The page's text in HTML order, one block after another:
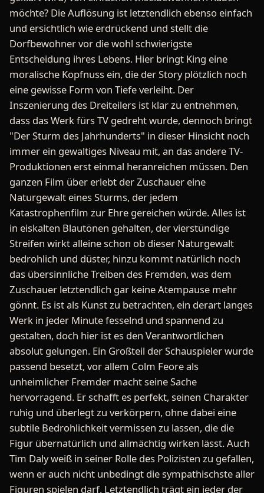
möchte? Die Auflösung ist letztendlich ebenso einfach
und ersichtlich wie erdrückend und stellt die
Dorfbewohner vor die wohl schwierigste
Entscheidung ihres Lebens. Hier bringt King eine
moralische Kopfnuss ein, die der Story plötzlich noch
eine gewisse Form von Tiefe verleiht. Der
Inszenierung des Dreiteilers ist klar zu entnehmen,
dass das Werk fürs TV gedreht wurde, dennoch bringt
"Der Sturm des Jahrhunderts" in dieser Hinsicht noch
immer ein gewaltiges Niveau mit, an das andere TV-
Produktionen erst einmal heranreichen müssen. Den
ganzen Film über erlebt der Zuschauer eine
Naturgewalt eines Sturms, der jedem
Katastrophenfilm zur Ehre gereichen würde. Alles ist
in eiskalten Blautönen gehalten, der vierstündige
Streifen wirkt alleine schon ob dieser Naturgewalt
bedrohlich und düster, hinzu kommt natürlich noch
das übersinnliche Treiben des Fremden, was dem
Zuschauer letztendlich gar keine Atempause mehr
gönnt. Es ist als Kunst zu betrachten, ein derart langes
Werk in jeder Minute fesselnd und spannend zu
gestalten, doch hier ist es den Verantwortlichen
absolut gelungen. Ein Großteil der Schauspieler wurde
passend besetzt, vor allem Colm Feore als
unheimlicher Fremder macht seine Sache
hervorragend. Er schafft es perfekt, seinen Charakter
ruhig und überlegt zu verkörpern, ohne dabei eine
subtile Bedrohlichkeit vermissen zu lassen, die die
Figur übernatürlich und allmächtig wirken lässt. Auch
Tim Daly weiß in seiner Rolle des Polizisten zu gefallen,
wenn er auch nicht unbedingt die sympathischste aller
Figuren spielen darf. Letztendlich trägt ein jeder der